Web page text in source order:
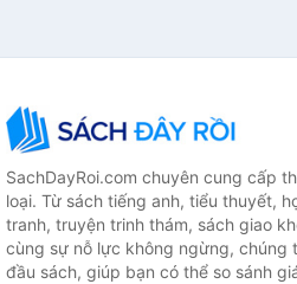
SachDayRoi.com chuyên cung cấp
loại. Từ sách tiếng anh, tiểu thuyết,
tranh, truyện trinh thám, sách giao
cùng sự nỗ lực không ngừng, chúng
đầu sách, giúp bạn có thể so sánh